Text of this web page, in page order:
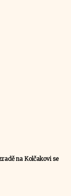
na Kolčakovi se